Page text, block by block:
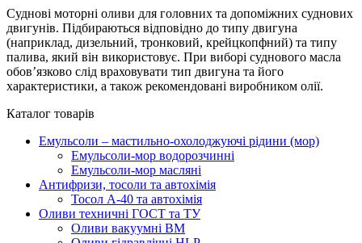
Суднові моторні оливи для головних та допоміжних суднових
двигунів. Підбираються відповідно до типу двигуна
(наприклад, дизельний, тронковий, крейцкопфний) та типу
палива, який він використовує. При виборі суднового масла
обов’язково слід враховувати тип двигуна та його
характеристики, а також рекомендовані виробником олії.
Каталог товарів
Емульсоли – мастильно-охолоджуючі рідини (мор)
Емульсоли-мор водорозчинні
Емульсоли-мор масляні
Антифризи, тосоли та автохімія
Тосол А-40 та автохімія
Оливи техничні ГОСТ та ТУ
Оливи вакуумні ВМ